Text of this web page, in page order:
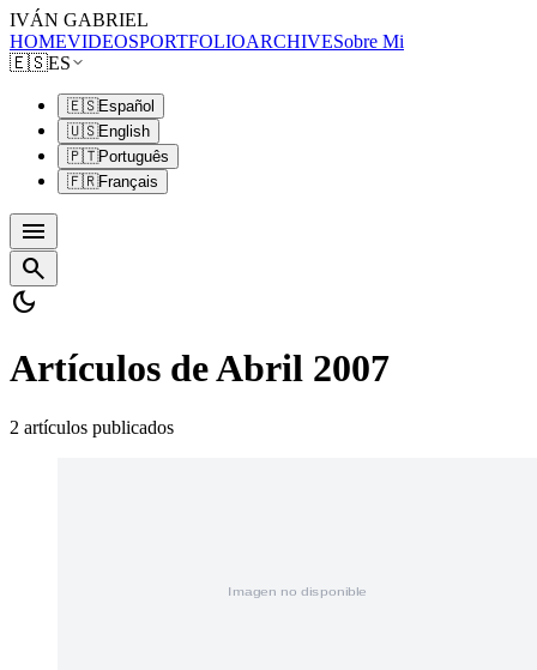
IVÁN GABRIEL
HOMEVIDEOSPORTFOLIOARCHIVESobre Mi
🇪🇸ES
🇪🇸Español
🇺🇸English
🇵🇹Português
🇫🇷Français
menu
search
dark_mode
Artículos de Abril 2007
2 artículos publicados